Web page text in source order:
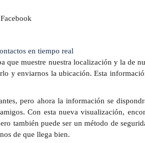
en tiempo real
que muestre nuestra localización y la de
y enviarnos la ubicación. Esta
pero ahora la información se
Con esta nueva visualización,
también puede ser un método de
de que llega bien.